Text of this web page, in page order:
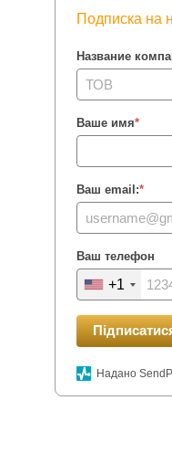
Подписка на
Название
Ваше имя*
Ваш email:*
Ваш телефон
+1
Надано